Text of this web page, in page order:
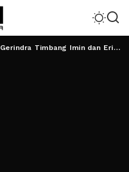
Gerindra Timbang Imin dan Erick?